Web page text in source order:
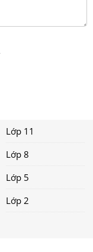
Lớp 11
Lớp 8
Lớp 5
Lớp 2